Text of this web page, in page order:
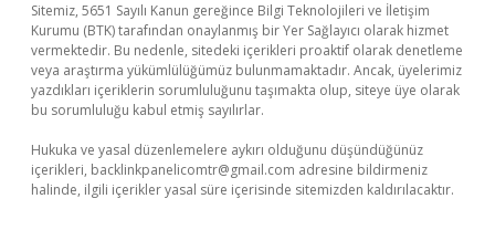
Sitemiz, 5651 Sayılı Kanun gereğince Bilgi Teknolojileri ve İletişim
Kurumu (BTK) tarafından onaylanmış bir Yer Sağlayıcı olarak hizmet
vermektedir. Bu nedenle, sitedeki içerikleri proaktif olarak denetleme
veya araştırma yükümlülüğümüz bulunmamaktadır. Ancak, üyelerimiz
yazdıkları içeriklerin sorumluluğunu taşımakta olup, siteye üye olarak
bu sorumluluğu kabul etmiş sayılırlar.
Hukuka ve yasal düzenlemelere aykırı olduğunu düşündüğünüz
içerikleri, backlinkpanelicomtr@gmail.com adresine bildirmeniz
halinde, ilgili içerikler yasal süre içerisinde sitemizden kaldırılacaktır.